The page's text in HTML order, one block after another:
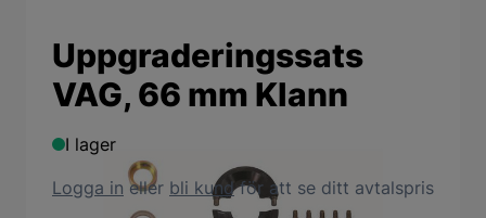
Uppgraderingssats
VAG, 66 mm Klann
I lager
Logga in eller bli kundför att se ditt avtalspris